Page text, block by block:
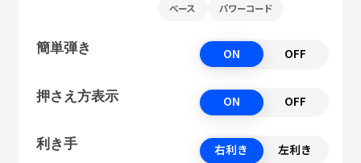
ベース パワーコード
簡単弾き ON OFF
押さえ方表示 ON OFF
利き手 右利き 左利き